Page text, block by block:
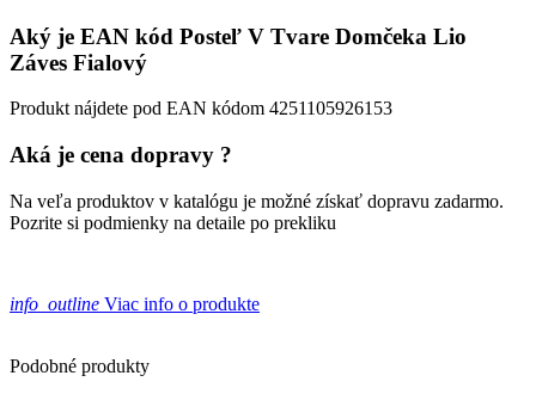
Aký je EAN kód Posteľ V Tvare Domčeka Lio
Záves Fialový
Produkt nájdete pod EAN kódom 4251105926153
Aká je cena dopravy ?
Na veľa produktov v katalógu je možné získať dopravu zadarmo.
Pozrite si podmienky na detaile po prekliku
info_outline Viac info o produkte
Podobné produkty